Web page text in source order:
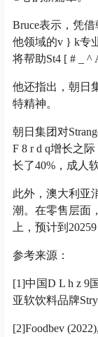
Bruce表示，凭
他领域的v } k专
将帮助St4 [ # _ ^
他还指出，朝日
特精神。
朝日集团对
F 8 r d q增长之际
长了40%，成人
此外，澳大利亚
潮。在零售层面
上，预计到2025
参考来源：
[1]中国D L h z 9
亚软饮料品牌Str
[2]Foodbev (2022),